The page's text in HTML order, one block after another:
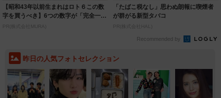
【昭和43年以前生まれはロト６この数
字を買うべき】6つの数字が「完全一
致」する方...
PR(株式会社MURA)
「たばこ税なし」思わぬ朗報に喫煙者
が群がる新型タバコ
PR(株式会社HAL)
Recommended by
昨日の人気フォトセレクション